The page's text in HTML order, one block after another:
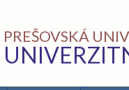
PREŠOVSKÁ